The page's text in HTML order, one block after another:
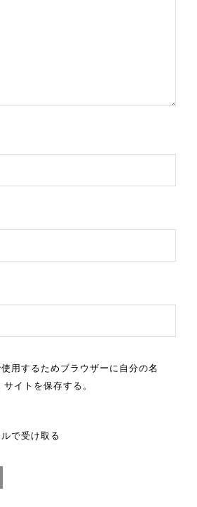
用するためブラウザーに自分の名
イトを保存する。
で受け取る